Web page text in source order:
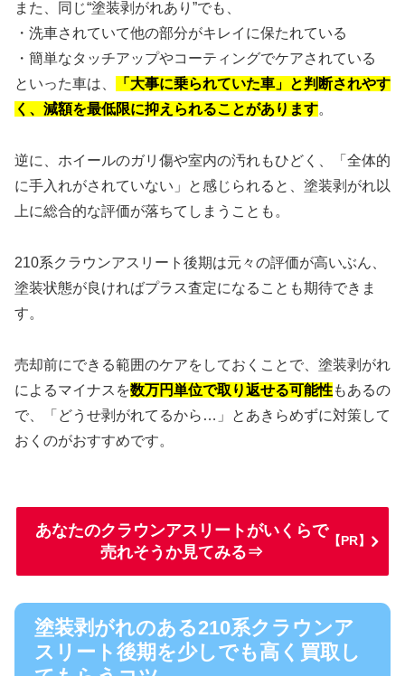
また、同じ“塗装剥がれあり”でも、
・洗車されていて他の部分がキレイに保たれている
・簡単なタッチアップやコーティングでケアされている
といった車は、
「大事に乗られていた車」と判断されやす
く、減額を最低限に抑えられることがあります。
逆に、ホイールのガリ傷や室内の汚れもひどく、「全体的
に手入れがされていない」と感じられると、塗装剥がれ以
上に総合的な評価が落ちてしまうことも。
210系クラウンアスリート後期は元々の評価が高いぶん、
塗装状態が良ければプラス査定になることも期待できま
す。
売却前にできる範囲のケアをしておくことで、塗装剥がれ
によるマイナスを数万円単位で取り返せる可能性もあるの
で、「どうせ剥がれてるから…」とあきらめずに対策して
おくのがおすすめです。
あなたのクラウンアスリートがいくらで
売れそうか見てみる⇒
【PR】
塗装剥がれのある210系クラウンア
スリート後期を少しでも高く買取し